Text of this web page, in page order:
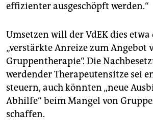
effizienter ausgeschöpft werden.“
Umsetzen will der VdEK dies etwa
„verstärkte Anreize zum Angebot
Gruppentherapie“. Die
werdender Therapeutensitze sei
steuern, auch könnten „neue
Abhilfe“ beim Mangel von
schaffen.